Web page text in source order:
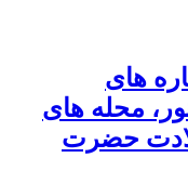
های
محله های
حضرت